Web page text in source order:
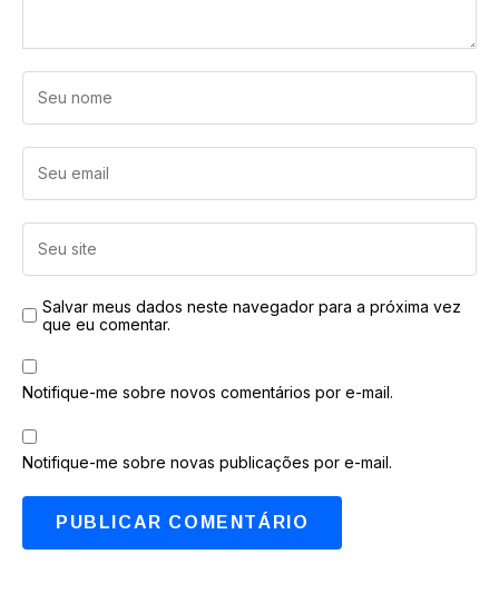
Salvar meus dados neste navegador para a próxima vez
que eu comentar.
Notifique-me sobre novos comentários por e-mail.
Notifique-me sobre novas publicações por e-mail.